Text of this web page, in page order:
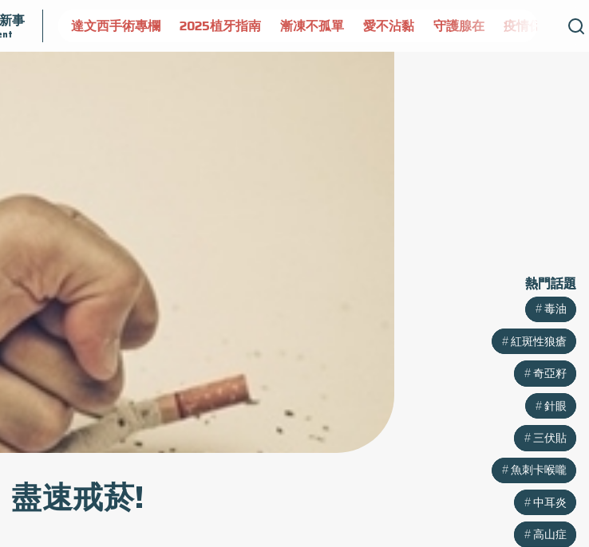
事
達文西手術專欄 2025植牙指南 漸凍不孤單 愛不沾黏 守護腺在 疫情保衛戰 再生醫學
速戒菸!
熱門話題
毒油
紅斑性狼瘡
奇亞籽
針眼
三伏貼
魚刺卡喉嚨
中耳炎
高山症
熱門話題
毒油
紅斑性狼瘡
奇亞籽
針眼
三伏貼
魚刺卡喉嚨
中耳炎
高山症